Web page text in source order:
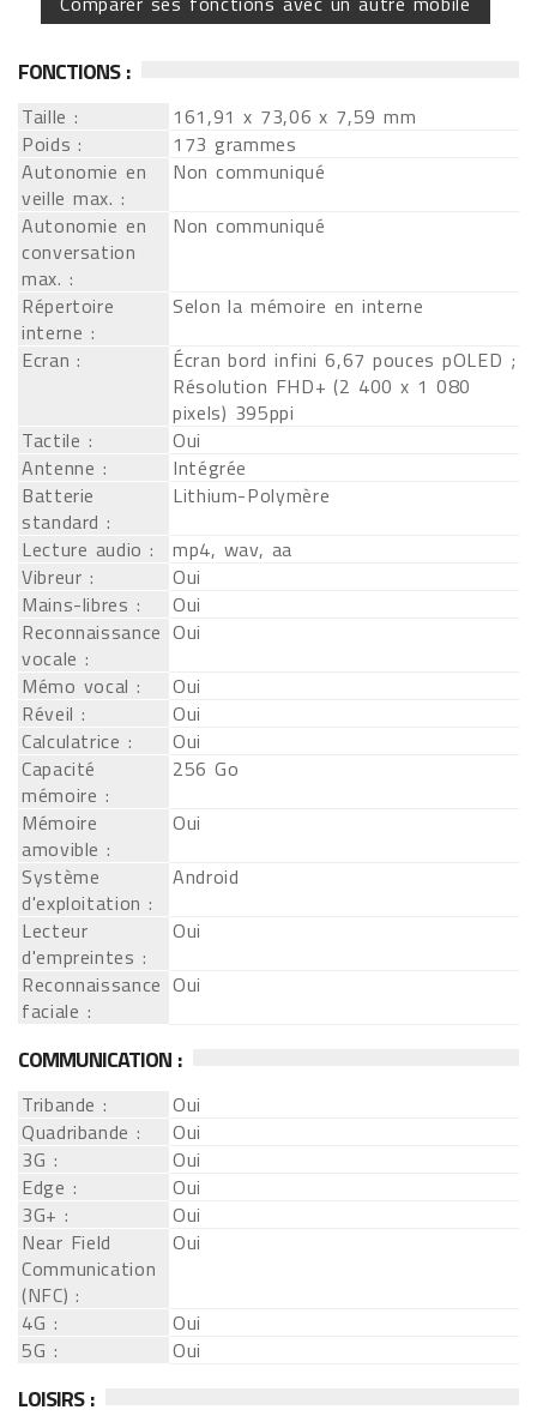
FONCTIONS :
Taille :
161,91 x 73,06 x 7,59 mm
Poids :
173 grammes
Autonomie en
veille max. :
Non communiqué
Autonomie en
conversation
max. :
Non communiqué
Répertoire
interne :
Selon la mémoire en interne
Ecran :
Écran bord infini 6,67 pouces pOLED ;
Résolution FHD+ (2 400 x 1 080
pixels) 395ppi
Tactile :
Oui
Antenne :
Intégrée
Batterie
standard :
Lithium-Polymère
Lecture audio :
mp4, wav, aa
Vibreur :
Oui
Mains-libres :
Oui
Reconnaissance
vocale :
Oui
Mémo vocal :
Oui
Réveil :
Oui
Calculatrice :
Oui
Capacité
mémoire :
256 Go
Mémoire
amovible :
Oui
Système
d'exploitation :
Android
Lecteur
d'empreintes :
Oui
Reconnaissance
faciale :
Oui
COMMUNICATION :
Tribande :
Oui
Quadribande :
Oui
3G :
Oui
Edge :
Oui
3G+ :
Oui
Near Field
Communication
(NFC) :
Oui
4G :
Oui
5G :
Oui
LOISIRS :